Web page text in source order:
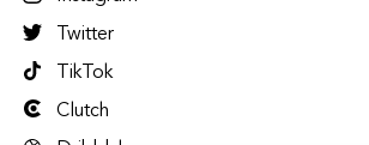
Twitter
TikTok
Clutch